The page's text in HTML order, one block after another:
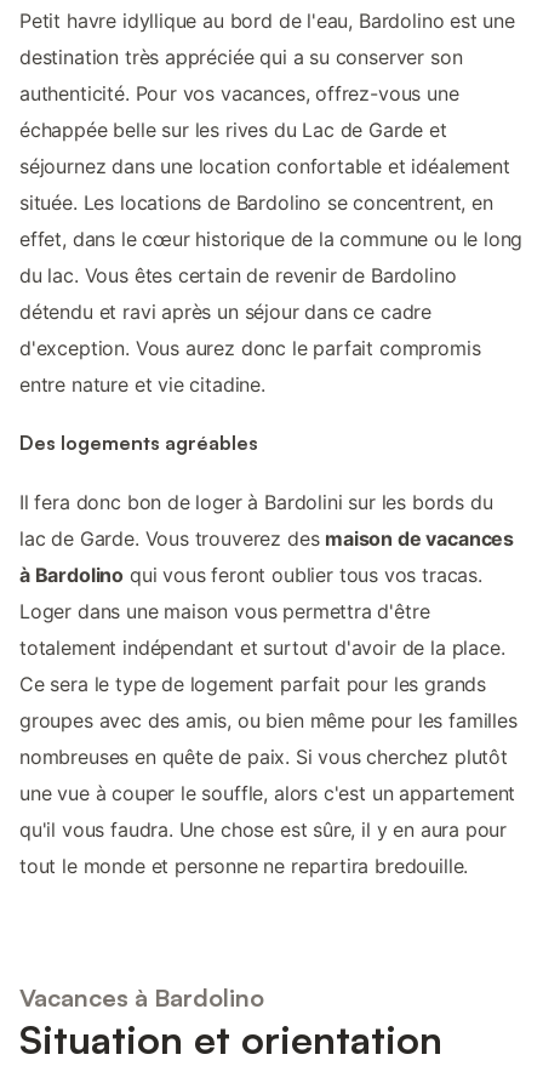
Petit havre idyllique au bord de l'eau, Bardolino est une
destination très appréciée qui a su conserver son
authenticité. Pour vos vacances, offrez-vous une
échappée belle sur les rives du Lac de Garde et
séjournez dans une location confortable et idéalement
située. Les locations de Bardolino se concentrent, en
effet, dans le cœur historique de la commune ou le long
du lac. Vous êtes certain de revenir de Bardolino
détendu et ravi après un séjour dans ce cadre
d'exception. Vous aurez donc le parfait compromis
entre nature et vie citadine.
Des logements agréables
Il fera donc bon de loger à Bardolini sur les bords du
lac de Garde. Vous trouverez des maison de vacances
à Bardolino qui vous feront oublier tous vos tracas.
Loger dans une maison vous permettra d'être
totalement indépendant et surtout d'avoir de la place.
Ce sera le type de logement parfait pour les grands
groupes avec des amis, ou bien même pour les familles
nombreuses en quête de paix. Si vous cherchez plutôt
une vue à couper le souffle, alors c'est un appartement
qu'il vous faudra. Une chose est sûre, il y en aura pour
tout le monde et personne ne repartira bredouille.
Vacances à Bardolino
Situation et orientation